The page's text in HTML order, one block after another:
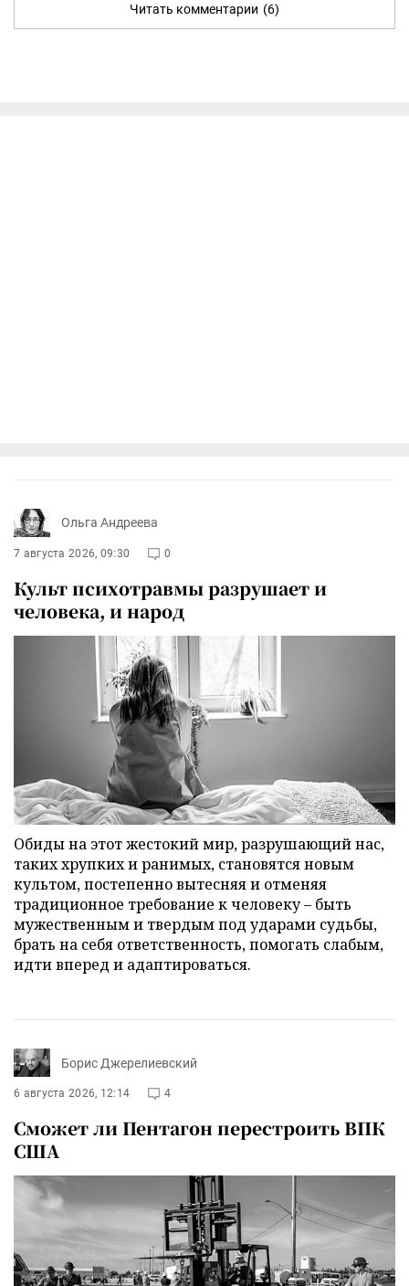
Читать комментарии (6)
Ольга Андреева
7 августа 2026, 09:30 0
Культ психотравмы разрушает и
человека, и народ
Обиды на этот жестокий мир, разрушающий нас,
таких хрупких и ранимых, становятся новым
культом, постепенно вытесняя и отменяя
традиционное требование к человеку – быть
мужественным и твердым под ударами судьбы,
брать на себя ответственность, помогать слабым,
идти вперед и адаптироваться.
Борис Джерелиевский
6 августа 2026, 12:14 4
Сможет ли Пентагон перестроить ВПК
США